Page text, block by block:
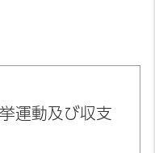
運動及び収支